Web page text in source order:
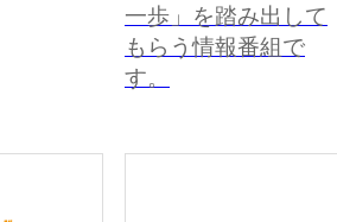
一歩」を踏み出して
もらう情報番組で
す。